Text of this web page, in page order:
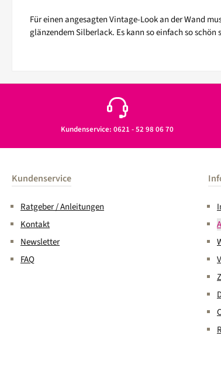
Für einen angesagten Vintage-Look an der Wand
glänzendem Silberlack. Es kann so einfach so schön
Kundenservice: 0621 - 52 98 06 70
Kundenservice
Ratgeber / Anleitungen
Kontakt
Newsletter
FAQ